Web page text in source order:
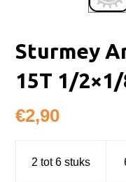
Sturmey
15T 1/
€2,90
2 tot 6 stuks